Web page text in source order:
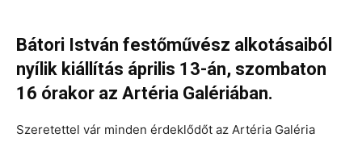
Bátori István festőművész alkotásaiból
nyílik kiállítás április 13-án, szombaton
16 órakor az Artéria Galériában.
Szeretettel vár minden érdeklődőt az Artéria Galéria